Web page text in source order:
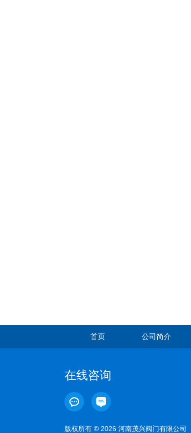
首页 公司简介
在线咨询
版权所有 © 2026 河南茂兴阀门有限公司